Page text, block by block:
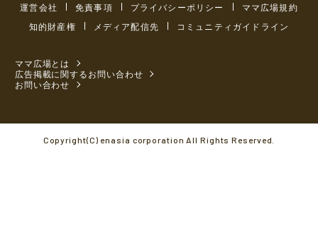
運営会社 免責事項 プライバシーポリシー
ママ広場規約
知的財産権
メディア配信先 コミュニティガイドライン
ママ広場とは
広告掲載に関するお問い合わせ
お問い合わせ
Copyright(C) enasia corporation All Rights Reserved.